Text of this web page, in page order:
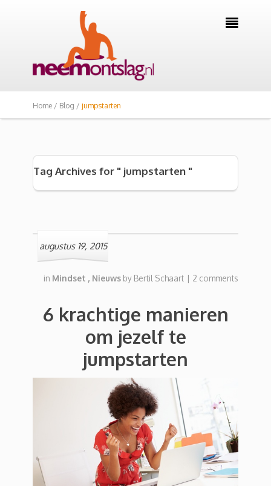

Home / Blog / jumpstarten
Tag Archives for " jumpstarten "
augustus 19, 2015
in Mindset , Nieuws by Bertil Schaart | 2 comments
6 krachtige manieren
om jezelf te
jumpstarten